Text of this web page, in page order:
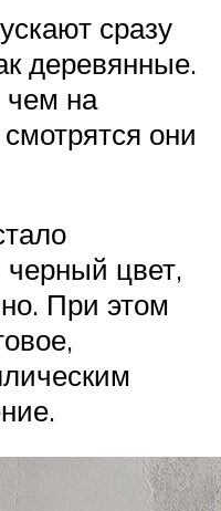
сразу
деревянные.
на
они
цвет,
При этом